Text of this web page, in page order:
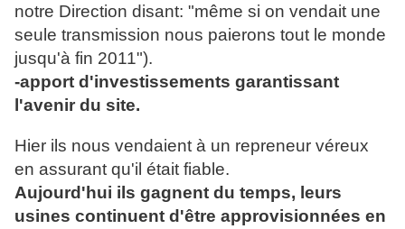
notre Direction disant: "même si on vendait une
seule transmission nous paierons tout le monde
jusqu'à fin 2011").
-apport d'investissements garantissant
l'avenir du site.
Hier ils nous vendaient à un repreneur véreux
en assurant qu'il était fiable.
Aujourd'hui ils gagnent du temps, leurs
usines continuent d'être approvisionnées en